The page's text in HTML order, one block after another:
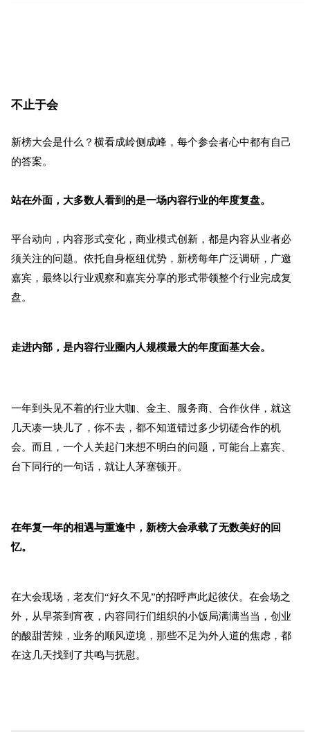
不止于会
新榜大会是什么？横看成岭侧成峰，每个参会者心中都有自己
的答案。
站在外面，大多数人看到的是一场内容行业的年度复盘。
平台动向，内容形式变化，商业模式创新，都是内容从业者必
须关注的问题。依托自身枢纽优势，新榜每年广泛调研，广邀
嘉宾，最终以行业观察和嘉宾分享的形式带领整个行业完成复
盘。
走进内部，是内容行业圈内人规模最大的年度面基大会。
一年到头见不着的行业大咖、金主、服务商、合作伙伴，就这
几天凑一块儿了，你不去，都不知道错过多少切磋合作的机
会。而且，一个人关起门来想不明白的问题，可能台上嘉宾、
台下同行的一句话，就让人茅塞顿开。
在年复一年的相遇与重逢中，新榜大会承载了无数美好的回
忆。
在大会现场，老友们“好久不见”的招呼声此起彼伏。在会场之
外，从早茶到宵夜，内容同行们组织的小饭局满满当当，创业
的酸甜苦辣，业务的顺风逆境，那些不足为外人道的焦虑，都
在这几天找到了共鸣与抚慰。